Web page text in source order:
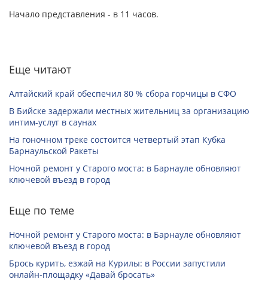
Начало представления - в 11 часов.
Еще читают
Алтайский край обеспечил 80 % сбора горчицы в СФО
В Бийске задержали местных жительниц за организацию
интим-услуг в саунах
На гоночном треке состоится четвертый этап Кубка
Барнаульской Ракеты
Ночной ремонт у Старого моста: в Барнауле обновляют
ключевой въезд в город
Еще по теме
Ночной ремонт у Старого моста: в Барнауле обновляют
ключевой въезд в город
Брось курить, езжай на Курилы: в России запустили
онлайн-­площадку «Давай бросать»